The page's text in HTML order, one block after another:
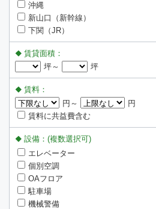
沖縄
新山口（新幹線）
下関（JR）
賃貸面積：
坪～
坪
賃料：
円～
円
賃料に共益費含む
設備：(複数選択可)
エレベーター
個別空調
OAフロア
駐車場
機械警備